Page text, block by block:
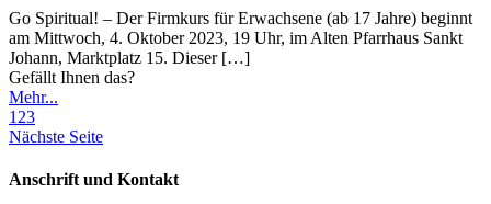
Go Spiritual! – Der Firmkurs für Erwachsene (ab 17 Jahre) beginnt
am Mittwoch, 4. Oktober 2023, 19 Uhr, im Alten Pfarrhaus Sankt
Johann, Marktplatz 15. Dieser[…]
Gefällt Ihnen das?
Mehr...
1 23
Nächste Seite
Anschrift und Kontakt